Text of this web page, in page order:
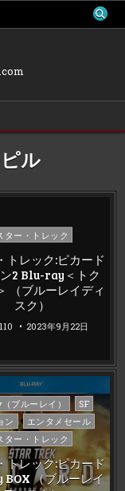
ル
ター・トレック
トレック:ピカード
2 Blu-ray＜トク
（ブルーレイディ
スク）
2023年9月22日
ブルーレイ）
SF
ン
エンタメセール
ター・トレック
トレック:ピカード
（ブルーレイ